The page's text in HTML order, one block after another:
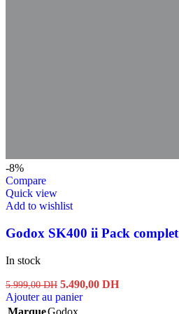
-8%
Compare
Quick view
Add to wishlist
Godox SK400 ii Pack complet
In stock
5.999,00DH Le
prix
initial
5.490,00 DHLe
Ajouter au panier
MarqueGodox